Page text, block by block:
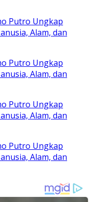
Putro Ungkap
Alam, dan
Putro Ungkap
Alam, dan
Putro Ungkap
Alam, dan
Putro Ungkap
Alam, dan